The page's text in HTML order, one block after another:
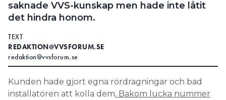
saknade VVS-kunskap men hade inte låtit
det hindra honom.
TEXT
REDAKTION@VVSFORUM.SE
redaktion@vvsforum.se
Kunden hade gjort egna rördragningar och bad
installatören att kolla dem. Bakom lucka nummer